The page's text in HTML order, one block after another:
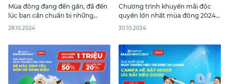
Lazada – Sale Lớn Nhất
Mùa Đông 2024
Mùa đông đang đến gần, đã đến
lúc bạn cần chuẩn bị những
trang phục ấm áp và phong cách
chương trình khuyến mãi cực
khủng trên Lazada, với thông
điệp “Khoác ấm đón đông –
Canifa sale cực đậm”. Đây là cơ
28.10.2024
Cực Đậm!
Chương trình khuyến mãi độc
quyền lớn nhất mùa đông 2024
của Canifa trên Lazada sắp sửa
không chỉ là cơ hội mua sắm
thông minh mà còn giúp bạn
sẵn sàng chào đón mùa đông với
chi phí tiết kiệm tối đa. Hãy
30.10.2024